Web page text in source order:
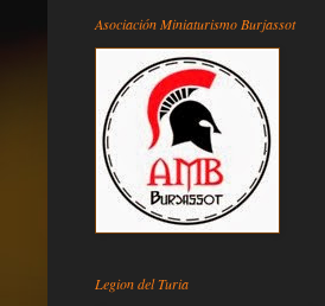
Asociación Miniaturismo Burjassot
Legion del Turia